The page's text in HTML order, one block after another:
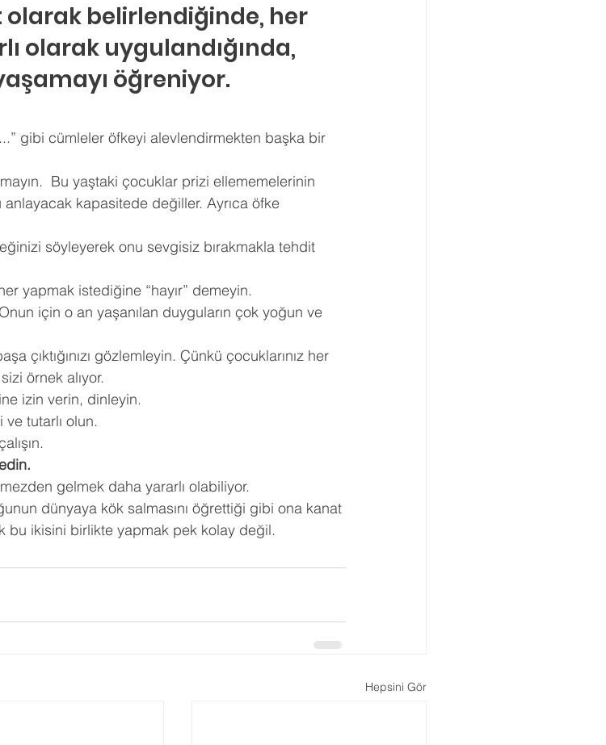
olarak belirlendiğinde, her
olarak uygulandığında,
öğreniyor.
gibi cümleler öfkeyi alevlendirmekten başka bir
Bu yaştaki çocuklar prizi ellememelerinin
kapasitede değiller. Ayrıca öfke
söyleyerek onu sevgisiz bırakmakla tehdit
yapmak istediğine “hayır” demeyin.
için o an yaşanılan duyguların çok yoğun ve
çıktığınızı gözlemleyin. Çünkü çocuklarınız her
örnek alıyor.
izin verin, dinleyin.
tutarlı olun.
gelmek daha yararlı olabiliyor.
dünyaya kök salmasını öğrettiği gibi ona kanat
bu ikisini birlikte yapmak pek kolay değil.
Hepsini Gör